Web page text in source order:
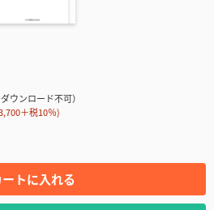
ウンロード不可）
＋税10％)
ートに入れる